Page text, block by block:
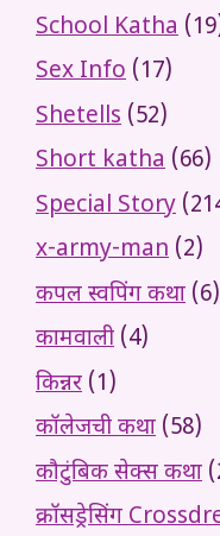
School Katha
Sex Info (17)
Shetells (52)
Short katha (66)
Special Story
x-army-man (2)
कपल स्वपिंग कथा (6)
कामवाली (4)
किन्नर (1)
कॉलेजची कथा (58)
कौटुंबिक सेक्स कथा
क्रॉसड्रेसिंग